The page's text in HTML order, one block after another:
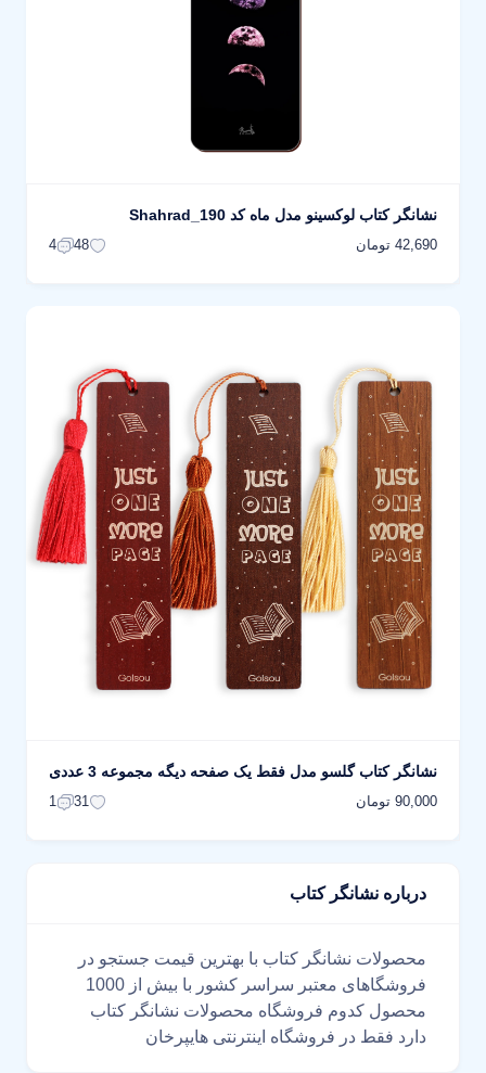
نشانگر کتاب لوکسینو مدل ماه کد Shahrad_190
42,690 تومان 48
4
نشانگر کتاب گلسو مدل فقط یک صفحه دیگه مجموعه 3 عددی
90,000 تومان 31
1
درباره نشانگر کتاب
محصولات نشانگر کتاب با بهترین قیمت جستجو در
فروشگاهای معتبر سراسر کشور با بیش از 1000
محصول کدوم فروشگاه محصولات نشانگر کتاب
دارد فقط در فروشگاه اینترنتی هایپرخان